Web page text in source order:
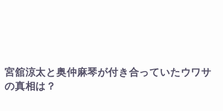
宮舘涼太と奥仲麻琴が付き合っていたウワサ
の真相は？